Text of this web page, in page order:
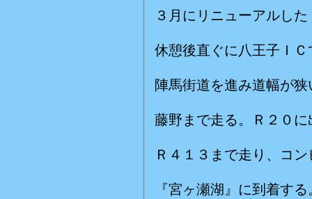
３月にリニューアルし
休憩後直ぐに八王子Ｉ
陣馬街道を進み道幅が
藤野まで走る。Ｒ２０
Ｒ４１３まで走り、コ
『宮ヶ瀬湖』に到着す